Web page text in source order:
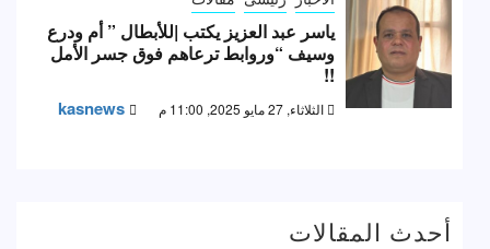
ياسر عبد العزيز يكتب |للأبطال ” أم ودرع
وسيف “وروابط ترعاهم فوق جسر الأمل
!!
الثلاثاء, 27 مايو 2025, 11:00 م kasnews
أحدث المقالات